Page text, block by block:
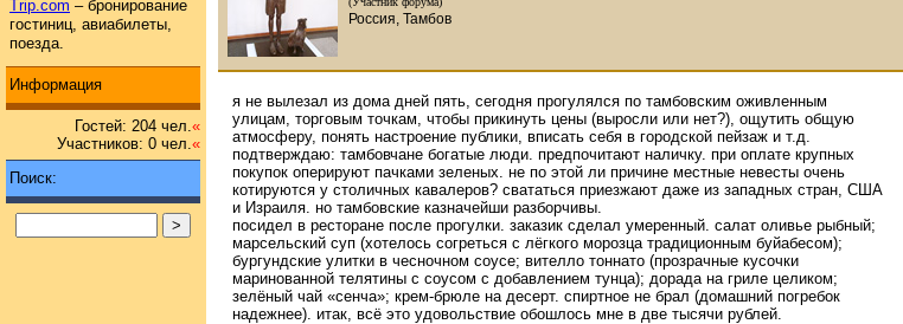
Trip.com – бронирование
гостиниц, авиабилеты,
поезда.
Информация
Гостей: 204 чел.«
Участников: 0 чел.«
Поиск:
Россия, Тамбов
я не вылезал из дома дней пять, сегодня прогулялся по тамбовским оживленным
улицам, торговым точкам, чтобы прикинуть цены (выросли или нет?), ощутить общую
атмосферу, понять настроение публики, вписать себя в городской пейзаж и т.д.
подтверждаю: тамбовчане богатые люди. предпочитают наличку. при оплате крупных
покупок оперируют пачками зеленых. не по этой ли причине местные невесты очень
котируются у столичных кавалеров? свататься приезжают даже из западных стран, США
и Израиля. но тамбовские казначейши разборчивы.
посидел в ресторане после прогулки. заказик сделал умеренный. салат оливье рыбный;
марсельский суп (хотелось согреться с лёгкого морозца традиционным буйабесом);
бургундские улитки в чесночном соусе; вителло тоннато (прозрачные кусочки
маринованной телятины с соусом с добавлением тунца); дорада на гриле целиком;
зелёный чай «сенча»; крем-брюле на десерт. спиртное не брал (домашний погребок
надежнее). итак, всё это удовольствие обошлось мне в две тысячи рублей.